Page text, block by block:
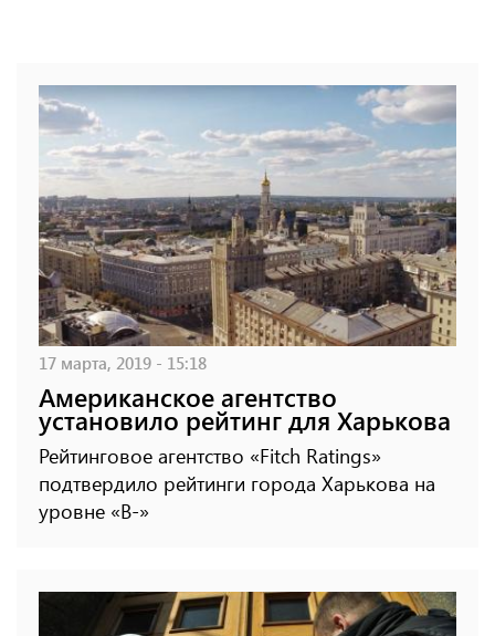
17 марта, 2019 - 15:18
Американское агентство
установило рейтинг для Харькова
Рейтинговое агентство «Fitch Ratings»
подтвердило рейтинги города Харькова на
уровне «В-»